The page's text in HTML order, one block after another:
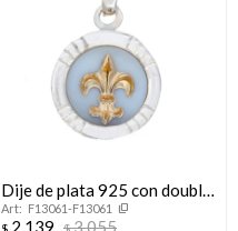
Dije de plata 925 con double
de oro 18 ktes y nácar, FLOR
F13061-F13061
2.139 3.055